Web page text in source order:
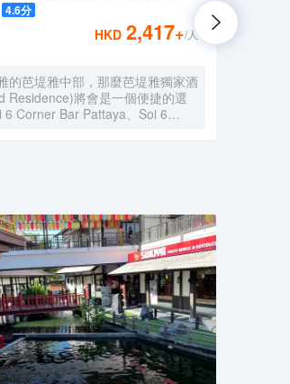
4.6分
HKD 2,417+/人
的芭堤雅中部，那麼芭堤雅獨家酒
Residence)將會是一個便捷的選
6 Corner Bar Pattaya、Soi 6
客想要在自己的房間邊聽音樂邊享
餐服務。對於常駐旅客來說，若是
附近的Mantra Restaurant &
Pizzeria Toscana（西餐）或
他們家的Baked Mango和培根披
通糯米飯（麪包甜點）的美食也不
周到的服務和室外游泳池一流的
樣的體驗。酒店配備有商務中心，
時開放的前台服務可為您隨時提
索這個魅力之都。酒店客人可以額